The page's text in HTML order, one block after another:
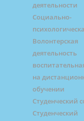
деятельности
Социально-
Волонтерская
деятельность
на
обучении
Студенческий
Студенческий